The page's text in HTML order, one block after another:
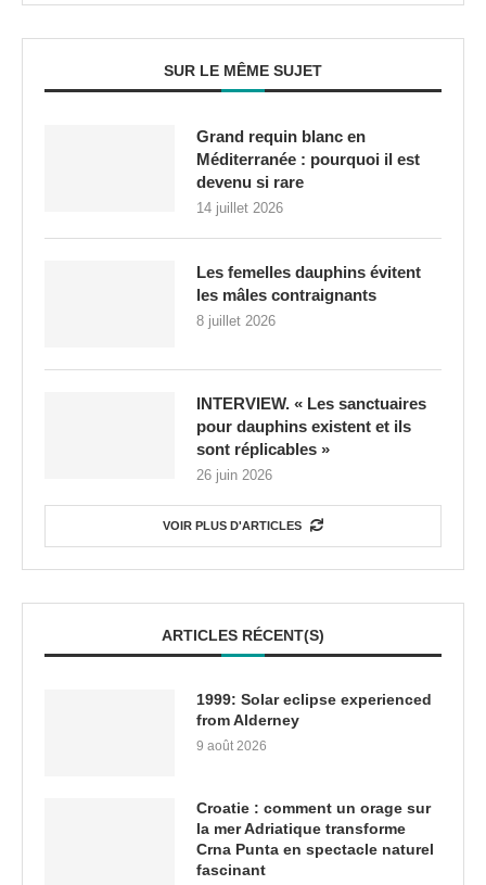
SUR LE MÊME SUJET
Grand requin blanc en
Méditerranée : pourquoi il est
devenu si rare
14 juillet 2026
Les femelles dauphins évitent
les mâles contraignants
8 juillet 2026
INTERVIEW. « Les sanctuaires
pour dauphins existent et ils
sont réplicables »
26 juin 2026
VOIR PLUS D'ARTICLES
ARTICLES RÉCENT(S)
1999: Solar eclipse experienced
from Alderney
9 août 2026
Croatie : comment un orage sur
la mer Adriatique transforme
Crna Punta en spectacle naturel
fascinant